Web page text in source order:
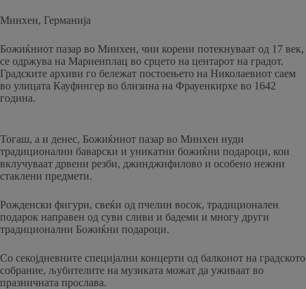
Минхен, Германија
Божиќниот пазар во Минхен, чии корени потекнуваат од 17 век,
се одржува на Мариенплац во срцето на центарот на градот.
Градските архиви го бележат постоењето на Николаевиот саем
во улицата Кауфингер во близина на Фрауенкирхе во 1642
година.
Тогаш, а и денес, Божиќниот пазар во Минхен нуди
традиционални баварски и уникатни божиќни подароци, кои
вклучуваат дрвени резби, джинджифилово и особено нежни
стаклени предмети.
Рожденски фигури, свеќи од пчелин восок, традиционален
подарок направен од суви сливи и бадеми и многу други
традиционални Божиќни подароци.
Со секојдневните специјални концерти од балконот на градското
собрание, љубителите на музиката можат да уживаат во
празничната прослава.